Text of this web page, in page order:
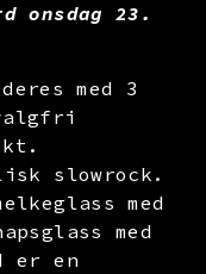
onsdag 23.
med 3
slowrock.
med
med
er en